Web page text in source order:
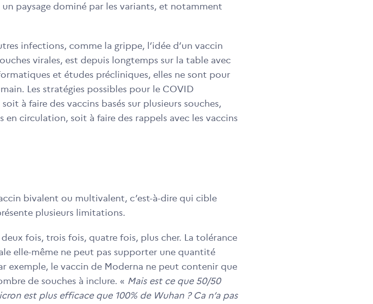
paysage dominé par les variants, et notamment
infections, comme la grippe, l’idée d’un vaccin
virales, est depuis longtemps sur la table avec
et études précliniques, elles ne sont pour
Les stratégies possibles pour le COVID
à faire des vaccins basés sur plusieurs souches,
en circulation, soit à faire des rappels avec les vaccins
bivalent ou multivalent, c’est-à-dire qui cible
plusieurs limitations.
fois, trois fois, quatre fois, plus cher. La tolérance
elle-même ne peut pas supporter une quantité
exemple, le vaccin de Moderna ne peut contenir que
de souches à inclure. « Mais est ce que 50/50
est plus efficace que 100% de Wuhan ? Ca n’a pas